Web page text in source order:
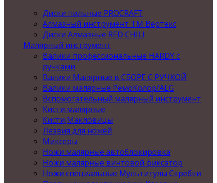
Диски пильные PROCRAFT
Алмазный инструмент ТМ Вертекс
Диски Алмазные RED CHILI
Малярный инструмент
Валики профессиональные HARDY с
ручками
Валики Малярные в СБОРЕ С РУЧКОЙ
Валики малярные РемоКолор/ALG
Вспомогательный малярный инструмент
Кисти малярные
Кисти,Макловицы
Лезвия для ножей
Миксеры
Ножи малярные автоблокировка
Ножи малярные винтовой фиксатор
Ножи специальные Мультитулы Скребки